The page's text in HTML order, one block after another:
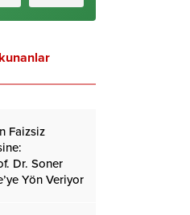
Faizsiz
Dr. Soner
Yön Veriyor